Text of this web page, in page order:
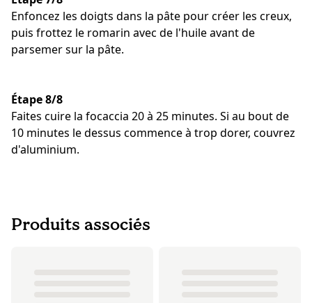
Enfoncez les doigts dans la pâte pour créer les creux,
puis frottez le romarin avec de l'huile avant de
parsemer sur la pâte.
Étape 8/8
Faites cuire la focaccia 20 à 25 minutes. Si au bout de
10 minutes le dessus commence à trop dorer, couvrez
d'aluminium.
Produits associés